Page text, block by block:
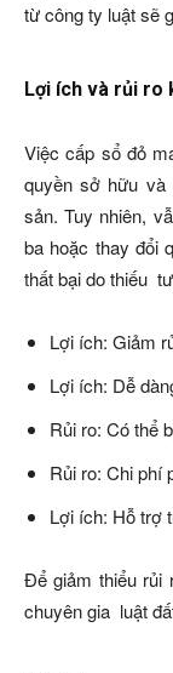
từ công ty luật sẽ
Lợi ích và rủi ro
Việc cấp sổ đỏ
quyền sở hữu và
sản. Tuy nhiên,
ba hoặc thay đổi
thất bại do thiếu
Lợi ích: Giảm
Lợi ích: Dễ
Rủi ro: Có thể
Rủi ro: Chi phí
Lợi ích: Hỗ trợ
Để giảm thiểu rủi
chuyên gia luật